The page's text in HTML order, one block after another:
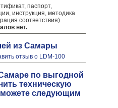
паспорт,
инструкция, методика
соответствия)
нет.
из Самары
отзыв о LDM-100
по выгодной
техническую
следующим